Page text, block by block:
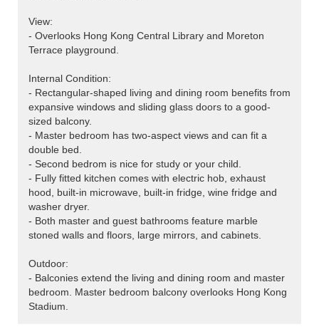
View:
- Overlooks Hong Kong Central Library and Moreton
Terrace playground.
Internal Condition:
- Rectangular-shaped living and dining room benefits from
expansive windows and sliding glass doors to a good-
sized balcony.
- Master bedroom has two-aspect views and can fit a
double bed.
- Second bedrom is nice for study or your child.
- Fully fitted kitchen comes with electric hob, exhaust
hood, built-in microwave, built-in fridge, wine fridge and
washer dryer.
- Both master and guest bathrooms feature marble
stoned walls and floors, large mirrors, and cabinets.
Outdoor:
- Balconies extend the living and dining room and master
bedroom. Master bedroom balcony overlooks Hong Kong
Stadium.